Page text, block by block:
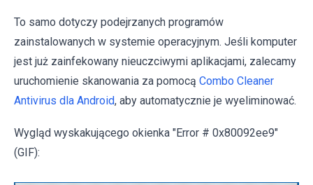
To samo dotyczy podejrzanych programów
zainstalowanych w systemie operacyjnym. Jeśli komputer
jest już zainfekowany nieuczciwymi aplikacjami, zalecamy
uruchomienie skanowania za pomocą Combo Cleaner
Antivirus dla Android, aby automatycznie je wyeliminować.
Wygląd wyskakującego okienka "Error # 0x80092ee9"
(GIF):